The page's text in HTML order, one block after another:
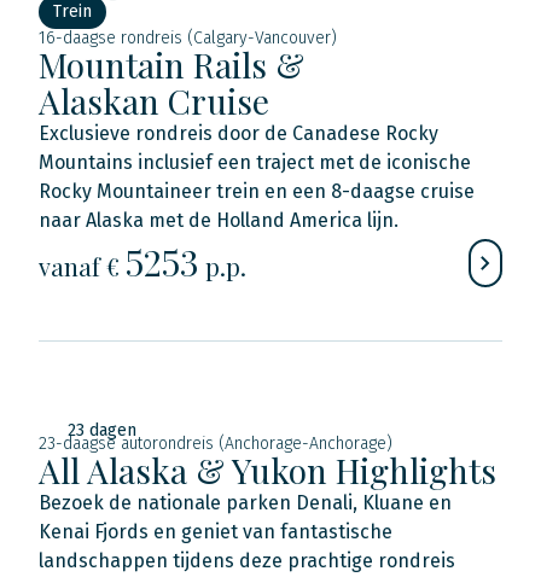
Trein
16-daagse rondreis (Calgary-Vancouver)
Mountain Rails &
Alaskan Cruise
Exclusieve rondreis door de Canadese Rocky
Mountains inclusief een traject met de iconische
Rocky Mountaineer trein en een 8-daagse cruise
naar Alaska met de Holland America lijn.
vanaf € 5253 p.p.
23 dagen
23-daagse autorondreis (Anchorage-Anchorage)
All Alaska & Yukon Highlights
Bezoek de nationale parken Denali, Kluane en
Kenai Fjords en geniet van fantastische
landschappen tijdens deze prachtige rondreis